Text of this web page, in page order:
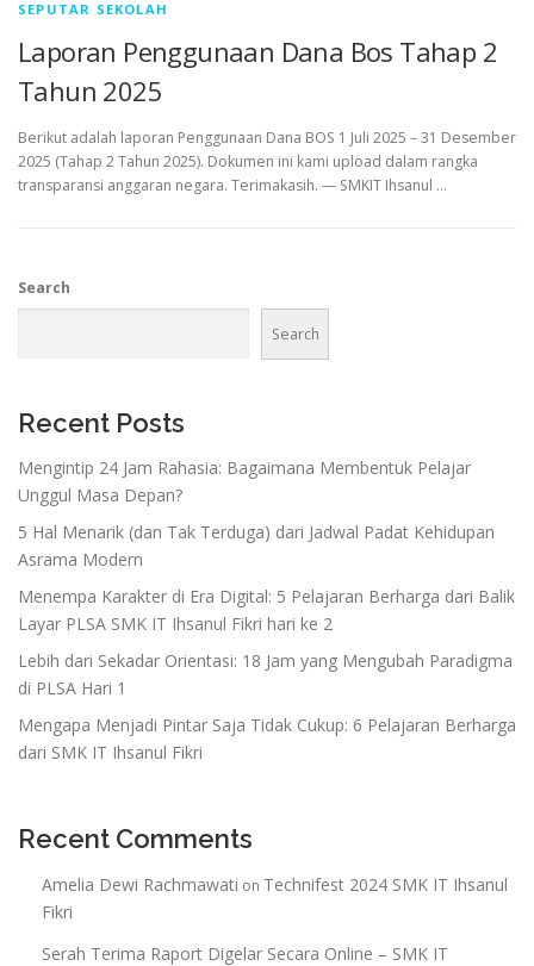
SEPUTAR SEKOLAH
Laporan Penggunaan Dana Bos Tahap 2
Tahun 2025
Berikut adalah laporan Penggunaan Dana BOS 1 Juli 2025 – 31 Desember
2025 (Tahap 2 Tahun 2025). Dokumen ini kami upload dalam rangka
transparansi anggaran negara. Terimakasih. — SMKIT Ihsanul …
Search
Search
Recent Posts
Mengintip 24 Jam Rahasia: Bagaimana Membentuk Pelajar
Unggul Masa Depan?
5 Hal Menarik (dan Tak Terduga) dari Jadwal Padat Kehidupan
Asrama Modern
Menempa Karakter di Era Digital: 5 Pelajaran Berharga dari Balik
Layar PLSA SMK IT Ihsanul Fikri hari ke 2
Lebih dari Sekadar Orientasi: 18 Jam yang Mengubah Paradigma
di PLSA Hari 1
Mengapa Menjadi Pintar Saja Tidak Cukup: 6 Pelajaran Berharga
dari SMK IT Ihsanul Fikri
Recent Comments
Amelia Dewi Rachmawati on Technifest 2024 SMK IT Ihsanul
Fikri
Serah Terima Raport Digelar Secara Online – SMK IT